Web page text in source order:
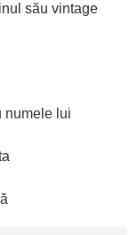
său vintage
numele lui